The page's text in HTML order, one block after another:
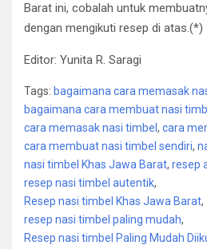
Barat ini, cobalah untuk
dengan mengikuti resep di atas.(*)
Editor: Yunita R. Saragi
Tags: bagaimana cara memasak
bagaimana cara membuat nasi
cara memasak nasi timbel , cara
cara membuat nasi timbel sendiri,
nasi timbel Khas Jawa Barat, resep
resep nasi timbel autentik,
Resep nasi timbel Khas Jawa Barat,
resep nasi timbel paling mudah,
Resep nasi timbel Paling Mudah